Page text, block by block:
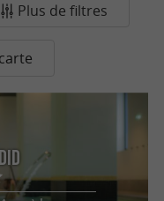
Plus de filtres